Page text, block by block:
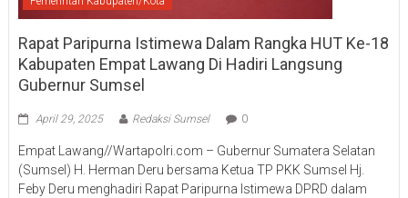
Rapat Paripurna Istimewa Dalam Rangka HUT Ke-18
Kabupaten Empat Lawang Di Hadiri Langsung
Gubernur Sumsel
April 29, 2025 Redaksi Sumsel 0
Empat Lawang//Wartapolri.com – Gubernur Sumatera Selatan
(Sumsel) H. Herman Deru bersama Ketua TP PKK Sumsel Hj.
Feby Deru menghadiri Rapat Paripurna Istimewa DPRD dalam